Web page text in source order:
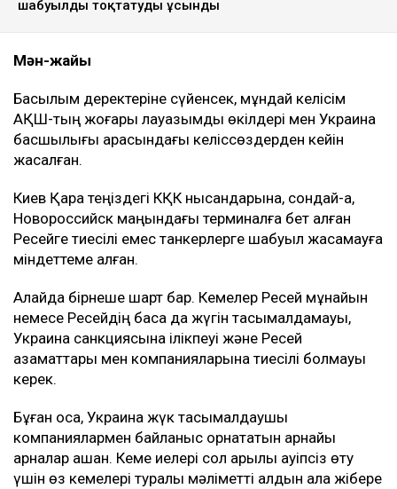
шабуылды тоқтатуды ұсынды
Мән-жайы
Басылым деректеріне сүйенсек, мұндай келісім
АҚШ-тың жоғары лауазымды өкілдері мен Украина
басшылығы арасындағы келіссөздерден кейін
жасалған.
Киев Қара теңіздегі КҚК нысандарына, сондай-ақ,
Новороссийск маңындағы терминалға бет алған
Ресейге тиесілі емес танкерлерге шабуыл жасамауға
міндеттеме алған.
Алайда бірнеше шарт бар. Кемелер Ресей мұнайын
немесе Ресейдің басқа да жүгін тасымалдамауы,
Украина санкциясына ілікпеуі және Ресей
азаматтары мен компанияларына тиесілі болмауы
керек.
Бұған қоса, Украина жүк тасымалдаушы
компаниялармен байланыс орнататын арнайы
арналар ашқан. Кеме иелері сол арқылы қауіпсіз өту
үшін өз кемелері туралы мәліметті алдын ала жібере